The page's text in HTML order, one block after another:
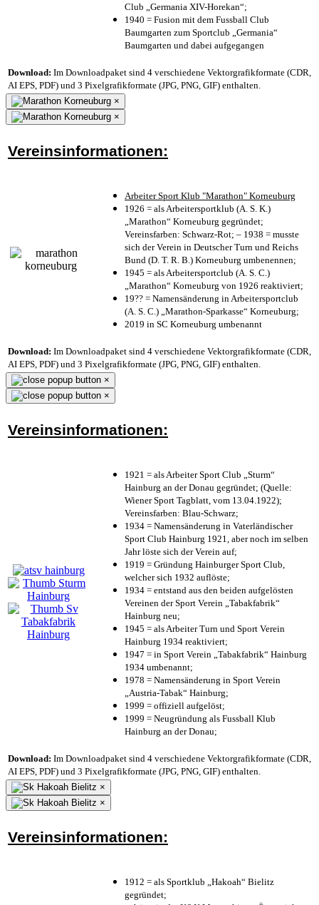
Club „Germania XIV-Horekan“;
1940 = Fusion mit dem Fussball Club
Baumgarten zum Sportclub „Germania“
Baumgarten und dabei aufgegangen
Download: Im Downloadpaket sind 4 verschiedene Vektorgrafikformate (CDR,
AI EPS, PDF) und 3 Pixelgrafikformate (JPG, PNG, GIF) enthalten.
×
×
Vereinsinformationen:
Arbeiter Sport Klub "Marathon" Korneuburg
1926 = als Arbeitersportklub (A. S. K.)
„Marathon“ Korneuburg gegründet;
Vereinsfarben: Schwarz-Rot; – 1938 = musste
sich der Verein in Deutscher Turn und Reichs
Bund (D. T. R. B.) Korneuburg umbenennen;
1945 = als Arbeitersportclub (A. S. C.)
„Marathon“ Korneuburg von 1926 reaktiviert;
19?? = Namensänderung in Arbeitersportclub
(A. S. C.) „Marathon-Sparkasse“ Korneuburg;
2019 in SC Korneuburg umbenannt
Download: Im Downloadpaket sind 4 verschiedene Vektorgrafikformate (CDR,
AI EPS, PDF) und 3 Pixelgrafikformate (JPG, PNG, GIF) enthalten.
×
×
Vereinsinformationen:
1921 = als Arbeiter Sport Club „Sturm“
Hainburg an der Donau gegründet; (Quelle:
Wiener Sport Tagblatt, vom 13.04.1922);
Vereinsfarben: Blau-Schwarz;
1934 = Namensänderung in Vaterländischer
Sport Club Hainburg 1921, aber noch im selben
Jahr löste sich der Verein auf;
1919 = Gründung Hainburger Sport Club,
welcher sich 1932 auflöste;
1934 = entstand aus den beiden aufgelösten
Vereinen der Sport Verein „Tabakfabrik“
Hainburg neu;
1945 = als Arbeiter Turn und Sport Verein
Hainburg 1934 reaktiviert;
1947 = in Sport Verein „Tabakfabrik“ Hainburg
1934 umbenannt;
1978 = Namensänderung in Sport Verein
„Austria-Tabak“ Hainburg;
1999 = offiziell aufgelöst;
1999 = Neugründung als Fussball Klub
Hainburg an der Donau;
Download: Im Downloadpaket sind 4 verschiedene Vektorgrafikformate (CDR,
AI EPS, PDF) und 3 Pixelgrafikformate (JPG, PNG, GIF) enthalten.
×
×
Vereinsinformationen:
1912 = als Sportklub „Hakoah“ Bielitz
gegründet;